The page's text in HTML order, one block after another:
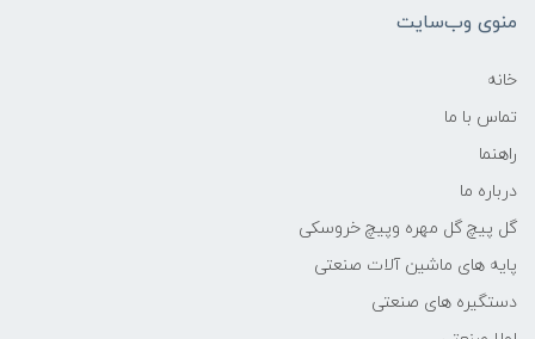
منوی وب‌سایت
خانه
تماس با ما
راهنما
درباره ما
گل پیچ گل مهره وپیچ خروسکی
پایه های ماشین آلات صنعتی
دستگیره های صنعتی